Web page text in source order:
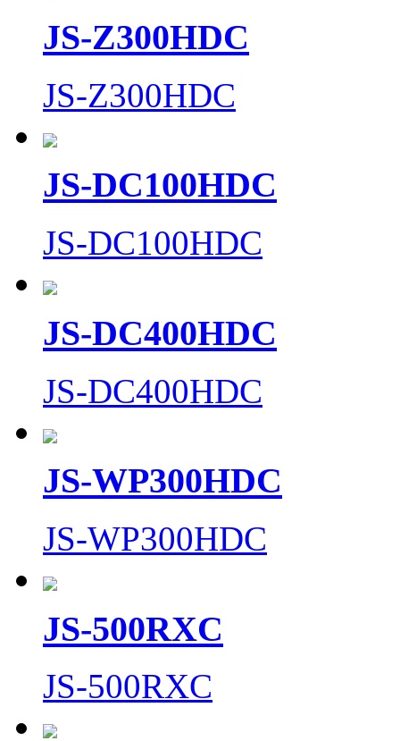
JS-Z300HDC
JS-Z300HDC
JS-DC100HDC
JS-DC100HDC
JS-DC400HDC
JS-DC400HDC
JS-WP300HDC
JS-WP300HDC
JS-500RXC
JS-500RXC